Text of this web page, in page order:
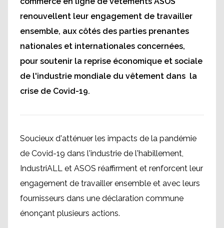
renouvellent leur engagement de travailler
ensemble, aux côtés des parties prenantes
nationales et internationales concernées,
pour soutenir la reprise économique et sociale
de l'industrie mondiale du vêtement dans la
crise de Covid-19.
Soucieux d'atténuer les impacts de la pandémie
de Covid-19 dans l'industrie de l'habillement,
IndustriALL et ASOS réaffirment et renforcent leur
engagement de travailler ensemble et avec leurs
fournisseurs dans une déclaration commune
énonçant plusieurs actions.